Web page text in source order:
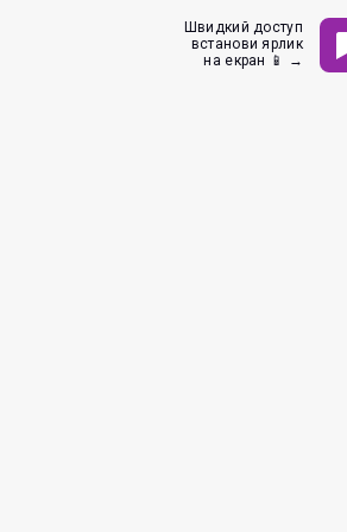
Швидкий доступ
встанови ярлик
на екран 📱 →